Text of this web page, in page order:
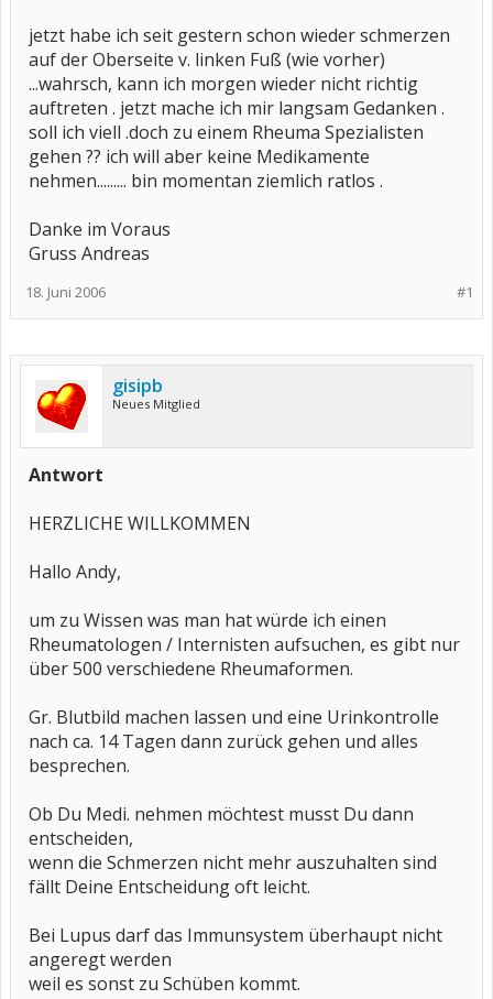
jetzt habe ich seit gestern schon wieder schmerzen
auf der Oberseite v. linken Fuß (wie vorher)
...wahrsch, kann ich morgen wieder nicht richtig
auftreten . jetzt mache ich mir langsam Gedanken .
soll ich viell .doch zu einem Rheuma Spezialisten
gehen ?? ich will aber keine Medikamente
nehmen......... bin momentan ziemlich ratlos .
Danke im Voraus
Gruss Andreas
#1
18. Juni 2006
gisipb
Neues Mitglied
Antwort
HERZLICHE WILLKOMMEN
Hallo Andy,
um zu Wissen was man hat würde ich einen
Rheumatologen / Internisten aufsuchen, es gibt nur
über 500 verschiedene Rheumaformen.
Gr. Blutbild machen lassen und eine Urinkontrolle
nach ca. 14 Tagen dann zurück gehen und alles
besprechen.
Ob Du Medi. nehmen möchtest musst Du dann
entscheiden,
wenn die Schmerzen nicht mehr auszuhalten sind
fällt Deine Entscheidung oft leicht.
Bei Lupus darf das Immunsystem überhaupt nicht
angeregt werden
weil es sonst zu Schüben kommt.